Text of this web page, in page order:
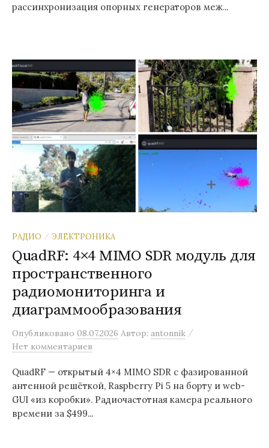
рассинхронизация опорных генераторов меж...
РАДИО / ЭЛЕКТРОНИКА
QuadRF: 4×4 MIMO SDR модуль для
пространственного
радиомониторинга и
диаграммообразования
Опубликовано 08.07.2026 Автор: antonnik /
Нет комментариев
QuadRF — открытый 4×4 MIMO SDR с фазированной
антенной решёткой, Raspberry Pi 5 на борту и web-
GUI «из коробки». Радиочастотная камера реального
времени за $499...